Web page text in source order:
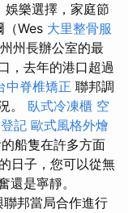
娛樂選擇，家庭節
（Wes 大里整骨服
州長辦公室的最
，去年的港口超過
中脊椎矯正 聯邦調
。 臥式冷凍櫃 空
記 歐式風格外燴
船隻在許多方面
日子，您可以從無
還是寧靜。
邦當局合作進行